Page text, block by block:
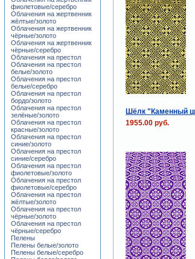
Шёлк "Каменный
1955.00 руб.
фиолетовые/серебро
Облачения на жертвенник
жёлтые/золото
Облачения на жертвенник
чёрные/золото
Облачения на жертвенник
чёрные/серебро
Облачения на престол
Облачения на престол
белые/золото
Облачения на престол
белые/серебро
Облачения на престол
бордо/золото
Облачения на престол
зелёные/золото
Облачения на престол
красные/золото
Облачения на престол
синие/золото
Облачения на престол
синие/серебро
Облачения на престол
фиолетовые/золото
Облачения на престол
фиолетовые/серебро
Облачения на престол
жёлтые/золото
Облачения на престол
чёрные/золото
Облачения на престол
чёрные/серебро
Пелены
Пелены белые/золото
Пелены белые/серебро